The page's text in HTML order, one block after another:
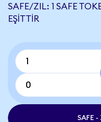
SAFE/ZIL: 1 SAFE
EŞITTIR
SAFE -